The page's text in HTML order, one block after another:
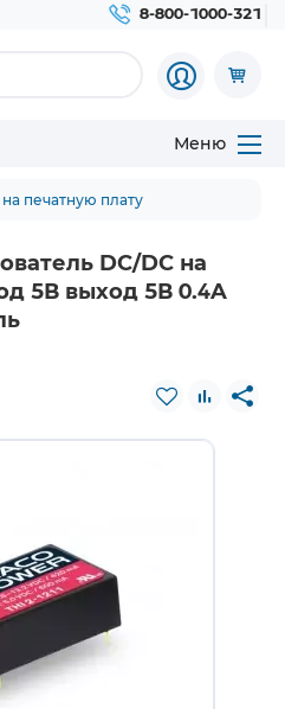
8-800-1000-321
Меню
печатную плату
DC/DC на
5В выход 5В 0.4A